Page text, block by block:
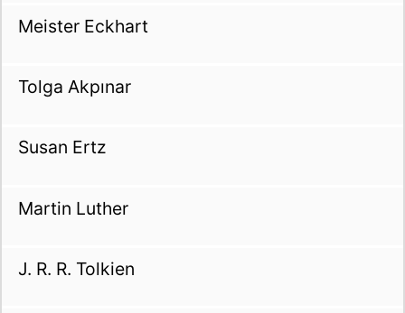
Meister Eckhart
Tolga Akpınar
Susan Ertz
Martin Luther
J. R. R. Tolkien